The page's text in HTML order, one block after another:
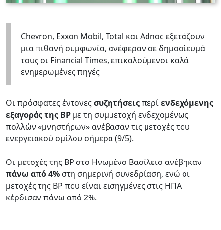
Chevron, Exxon Mobil, Total και Adnoc εξετάζουν
μια πιθανή συμφωνία, ανέφεραν σε δημοσίευμά
τους οι Financial Times, επικαλούμενοι καλά
ενημερωμένες πηγές
Οι πρόσφατες έντονεςσυζητήσειςπερίενδεχόμενης
εξαγοράς της BP με τη συμμετοχή ενδεχομένως
πολλών «μνηστήρων» ανέβασαν τις μετοχές του
ενεργειακού ομίλου σήμερα (9/5).
Οι μετοχές της BP στο Ηνωμένο Βασίλειο ανέβηκαν
πάνω από 4% στη σημερινή συνεδρίαση, ενώ οι
μετοχές της BP που είναι εισηγμένες στις ΗΠΑ
κέρδισαν πάνω από 2%.